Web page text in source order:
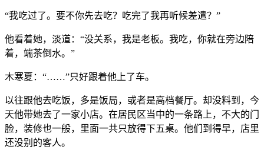
“我吃过了。要不你先去吃？吃完了我再听候差遣？”
他看着她，淡道：“没关系，我是老板。我吃，你就在旁边陪
着，端茶倒水。”
木寒夏：“……”只好跟着他上了车。
以往跟他去吃饭，多是饭局，或者是高档餐厅。却没料到，今
天他带她去了一家小店。在居民区当中的一条路上，不大的门
脸，装修也一般，里面一共只放得下五桌。他们到得早，店里
还没别的客人。